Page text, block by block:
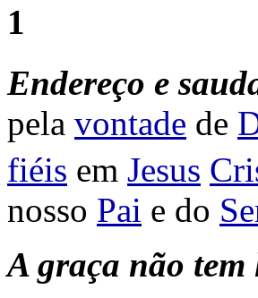
1
Endereço e
pela vontade de
fiéis em Jesus
nosso Pai e do
A graça não tem